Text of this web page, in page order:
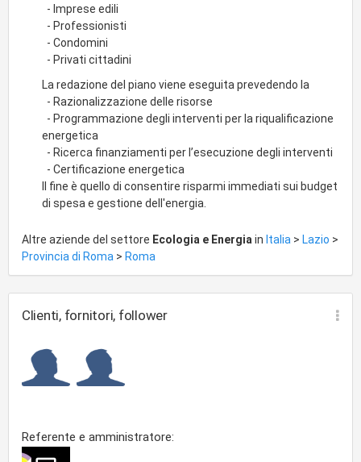
- Imprese edili
- Professionisti
- Condomini
- Privati cittadini
La redazione del piano viene eseguita prevedendo la
- Razionalizzazione delle risorse
- Programmazione degli interventi per la riqualificazione
energetica
- Ricerca finanziamenti per l’esecuzione degli interventi
- Certificazione energetica
Il fine è quello di consentire risparmi immediati sui budget
di spesa e gestione dell'energia.
Altre aziende del settore Ecologia e Energiain Italia > Lazio >
Provincia di Roma > Roma
Clienti, fornitori, follower
Referente e amministratore: